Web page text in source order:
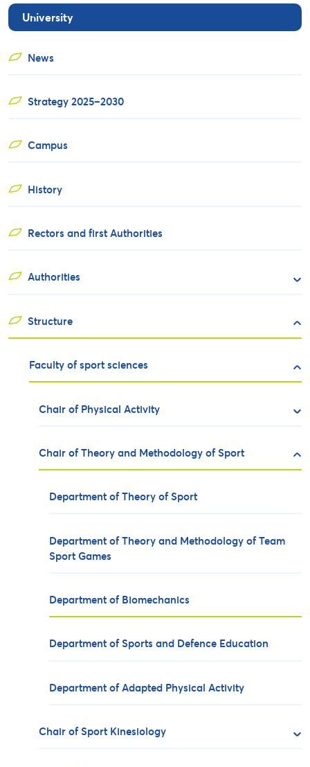
University
News
Strategy 2025–2030
Campus
History
Rectors and first Authorities
Authorities
Structure
Faculty of sport sciences
Chair of Physical Activity
Chair of Theory and Methodology of Sport
Department of Theory of Sport
Department of Theory and Methodology of Team
Sport Games
Department of Biomechanics
Department of Sports and Defence Education
Department of Adapted Physical Activity
Chair of Sport Kinesiology